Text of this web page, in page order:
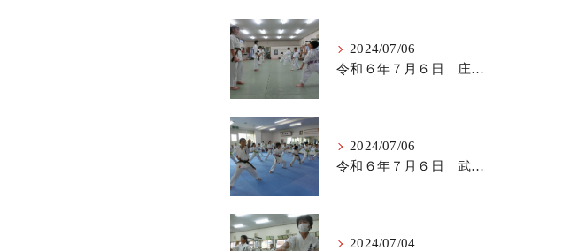
2024/07/06
令和６年７月６日 庄和道場少年部
2024/07/06
令和６年７月６日 武里道場少年部
2024/07/04